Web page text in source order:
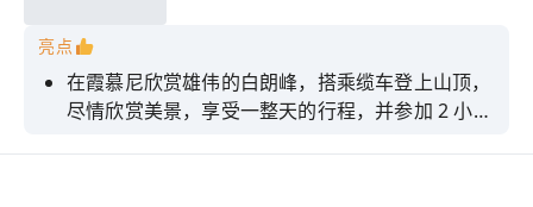
亮点
在霞慕尼欣赏雄伟的白朗峰，搭乘缆车登上山顶，
尽情欣赏美景，享受一整天的行程，并参加 2 小时